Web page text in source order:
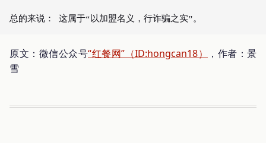
原文：微信公众号“红餐网”（ID:hongcan18）
，作者：景
雪